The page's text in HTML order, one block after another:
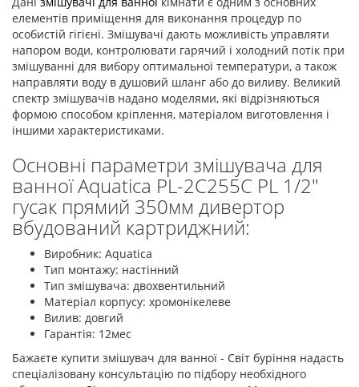
елементів приміщення для виконання процедур по
особистій гігієні. Змішувачі дають можливість управляти
напором води, контролювати гарячий і холодний потік при
змішуванні для вибору оптимальної температури, а також
направляти воду в душовий шланг або до виливу. Великий
спектр змішувачів надано моделями, які відрізняються
формою способом кріплення, матеріалом виготовлення і
іншими характеристиками.
Основні параметри змішувача для
ванної Aquatica PL-2C255C PL 1/2"
гусак прямий 350мм дивертор
вбудований картриджний:
Виробник: Aquatica
Тип монтажу: настінний
Тип змішувача: двохвентильний
Матеріал корпусу: хромонікелеве
Вилив: довгий
Гарантія: 12мес
Бажаєте купити змішувач для ванної - Світ буріння надасть
спеціалізовану консультацію по підбору необхідного